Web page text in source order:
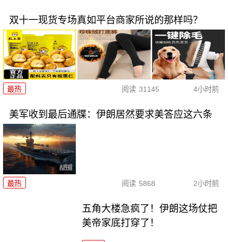
双十一现货专场真如平台商家所说的那样吗？
最热 阅读 31145 4小时前
美军收到最后通牒：伊朗居然要求美答应这六条
最热 阅读 5868 2小时前
五角大楼急疯了！伊朗这场仗把
美帝家底打穿了！